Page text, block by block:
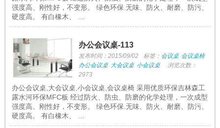
强度高、刚性好，不变形。 绿色环保.无味、防火、耐磨、防污、
硬度高。 有白橡木、 …
办公会议桌-113
发布时间：2015/09/02 标签： 会议桌 会议桌椅
办公会议桌 大会议桌 小会议桌
浏览次数：
2973
办公会议桌,大会议桌,小会议桌,会议桌椅 采用优质环保吉林森工
露水河环保MFC板 经过防火、防虫、防磨的化学处理，一次成型
强度高、刚性好，不变形。 绿色环保.无味、防火、耐磨、防污、
硬度高。 有白橡木、 …